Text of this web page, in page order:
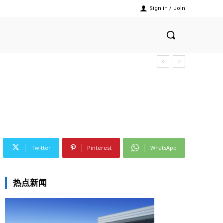
Sign in / Join
Twitter Pinterest WhatsApp
热点新闻